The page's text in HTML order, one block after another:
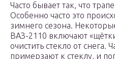
Часто бывает так, что
Особенно часто это
зимнего сезона.
ВАЗ-2110 включают
очистить стекло от снега.
примерзают к стеклу, и